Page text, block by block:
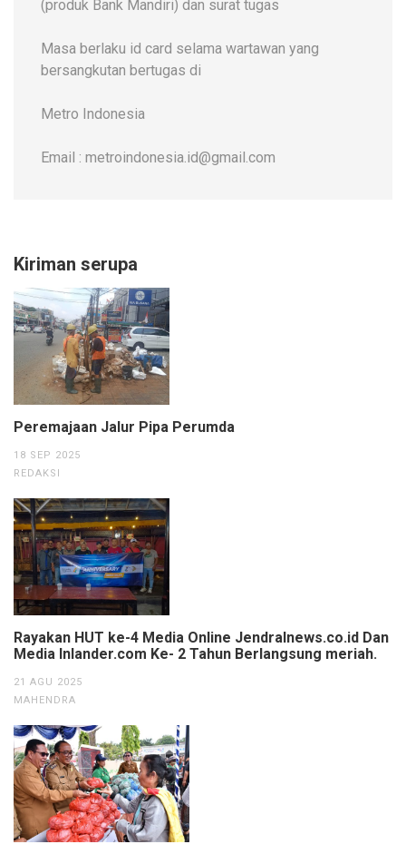
(produk Bank Mandiri) dan surat tugas
Masa berlaku id card selama wartawan yang
bersangkutan bertugas di
Metro Indonesia
Email : metroindonesia.id@gmail.com
Kiriman serupa
Peremajaan Jalur Pipa Perumda
18 SEP 2025
REDAKSI
Rayakan HUT ke-4 Media Online Jendralnews.co.id Dan
Media Inlander.com Ke- 2 Tahun Berlangsung meriah.
21 AGU 2025
MAHENDRA